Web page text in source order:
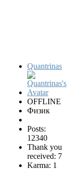
Quantrinas
OFFLINE
Физик
Posts:
12340
Thank you
received: 7
Karma: 1